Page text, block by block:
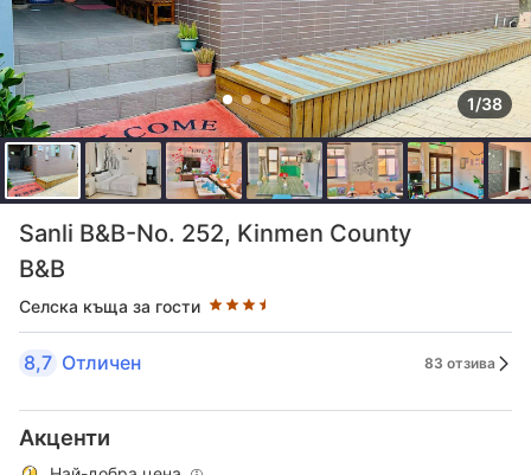
1/38
Sanli B&B-No. 252, Kinmen County
B&B
Селска къща за гости
Оценка в звезди: 3.5 звезди
8,7 Отличен 83 отзива
Акценти